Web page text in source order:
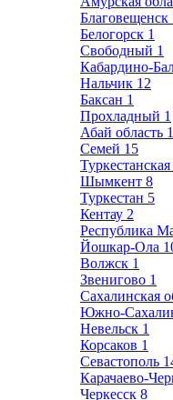
Благовещенск
Белогорск 1
Свободный 1
Кабардино-
Нальчик 12
Баксан 1
Прохладный 1
Абай область
Семей 15
Шымкент 8
Туркестан 5
Кентау 2
Республика
Йошкар-Ола
Волжск 1
Звенигово 1
Сахалинская
Южно-
Невельск 1
Корсаков 1
Севастополь
Карачаево-
Черкесск 8